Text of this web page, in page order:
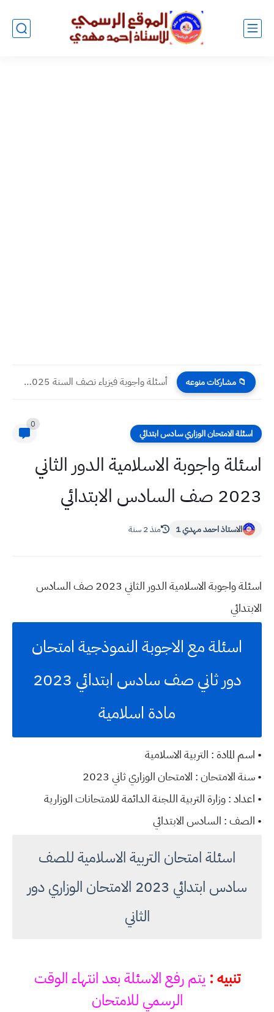
📁 مشاركات منوعه أسئلة واجوبة فيزياء نصف السنة 2025 سادس علمي
اسئلة الامتحان الوزاري سادس ابتدائي
0
اسئلة واجوبة الاسلامية الدور الثاني
2023 صف السادس الابتدائي
الاستاذ احمد مهدي 1 منذ 2 سنة
اسئلة واجوبة الاسلامية الدور الثاني 2023 صف السادس
الابتدائي
اسئلة مع الاجوبة النموذجية امتحان
دور ثاني صف سادس ابتدائي 2023
مادة اسلامية
• اسم المادة : التربية الاسلامية
• سنة الامتحان : الامتحان الوزاري ثاني 2023
• اعداد : وزارة التربية اللجنة الدائمة للامتحانات الوزارية
• الصف : السادس الابتدائي
اسئلة امتحان التربية الاسلامية للصف
سادس ابتدائي 2023 الامتحان الوزاري دور
الثاني
تنبيه : يتم رفع الاسئلة بعد انتهاء الوقت
الرسمي للامتحان